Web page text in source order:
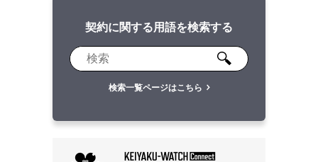
契約に関する用語を検索する
検索一覧ページはこちら